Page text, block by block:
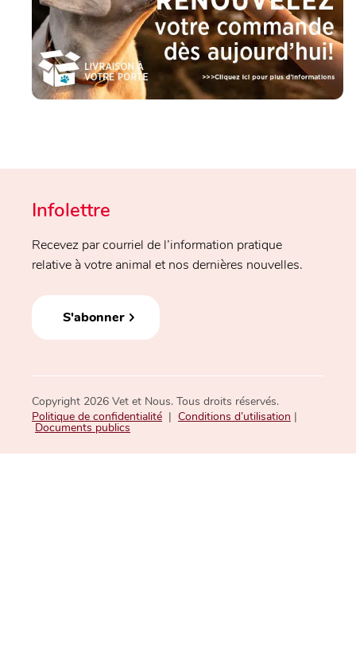
Infolettre
Recevez par courriel de l’information pratique
relative à votre animal et nos dernières nouvelles.
S'abonner
Copyright 2026 Vet et Nous. Tous droits réservés.
Politique de confidentialité | Conditions d’utilisation |
Documents publics